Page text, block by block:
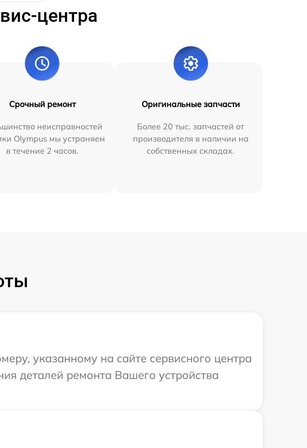
центра
Срочный ремонт
неисправностей
Olympus мы устраняем
в течение 2 часов.
Оригинальные запчасти
Более 20 тыс. запчастей от
производителя в наличии на
собственных складах.
указанному на сайте сервисного центра
деталей ремонта Вашего устройства